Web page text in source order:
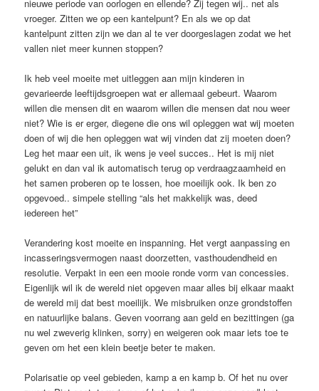
nieuwe periode van oorlogen en ellende? Zij tegen wij.. net als
vroeger. Zitten we op een kantelpunt? En als we op dat
kantelpunt zitten zijn we dan al te ver doorgeslagen zodat we het
vallen niet meer kunnen stoppen?
Ik heb veel moeite met uitleggen aan mijn kinderen in
gevarieerde leeftijdsgroepen wat er allemaal gebeurt. Waarom
willen die mensen dit en waarom willen die mensen dat nou weer
niet? Wie is er erger, diegene die ons wil opleggen wat wij moeten
doen of wij die hen opleggen wat wij vinden dat zij moeten doen?
Leg het maar een uit, ik wens je veel succes.. Het is mij niet
gelukt en dan val ik automatisch terug op verdraagzaamheid en
het samen proberen op te lossen, hoe moeilijk ook. Ik ben zo
opgevoed.. simpele stelling “als het makkelijk was, deed
iedereen het”
Verandering kost moeite en inspanning. Het vergt aanpassing en
incasseringsvermogen naast doorzetten, vasthoudendheid en
resolutie. Verpakt in een een mooie ronde vorm van concessies.
Eigenlijk wil ik de wereld niet opgeven maar alles bij elkaar maakt
de wereld mij dat best moeilijk. We misbruiken onze grondstoffen
en natuurlijke balans. Geven voorrang aan geld en bezittingen (ga
nu wel zweverig klinken, sorry) en weigeren ook maar iets toe te
geven om het een klein beetje beter te maken.
Polarisatie op veel gebieden, kamp a en kamp b. Of het nu over